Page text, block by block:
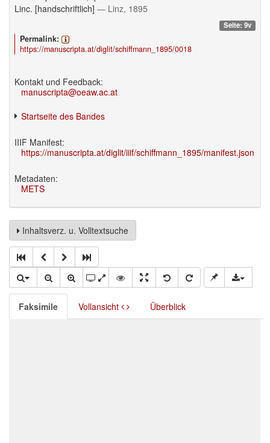
Linc. [handschriftlich] — Linz, 1895
Seite: 9v
Permalink:
https://manuscripta.at/diglit/schiffmann_1895/0018
Kontakt und Feedback:
manuscripta@oeaw.ac.at
Startseite des Bandes
IIIF Manifest:
https://manuscripta.at/diglit/iiif/schiffmann_1895/manifest.json
Metadaten:
METS
Inhaltsverz. u. Volltextsuche
Faksimile Vollansicht Überblick